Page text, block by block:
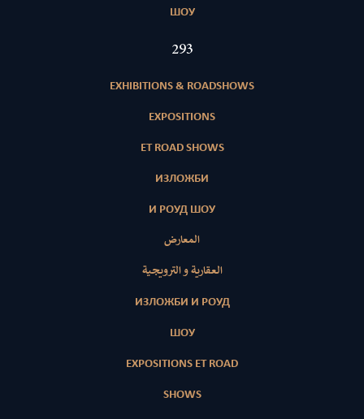
ШОУ
417
EXHIBITIONS & ROADSHOWS
EXPOSITIONS
ET ROAD SHOWS
ИЗЛОЖБИ
И РОУД ШОУ
المعارض
العقارية و الترويجية
ИЗЛОЖБИ И РОУД
ШОУ
EXPOSITIONS ET ROAD
SHOWS